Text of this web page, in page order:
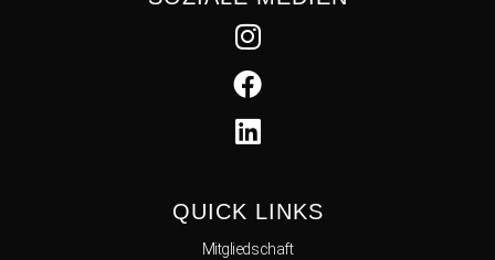
QUICK LINKS
Mitgliedschaft